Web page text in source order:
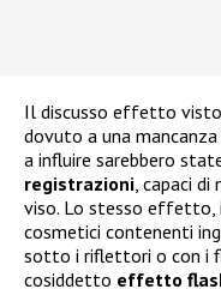
Il discusso effetto visto
dovuto a una
a influire sarebbero
registrazioni, capaci
viso. Lo stesso effetto,
cosmetici contenenti
sotto i riflettori o con i
cosiddetto effetto